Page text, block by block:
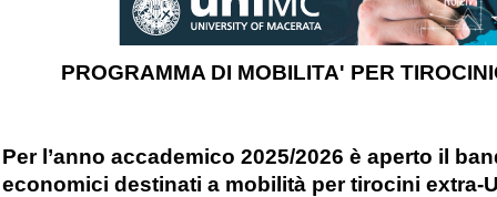
PROGRAMMA DI MOBILITA' PER
Per l’anno accademico 2025/2026 è aperto il
economici destinati a mobilità per tirocini extra-